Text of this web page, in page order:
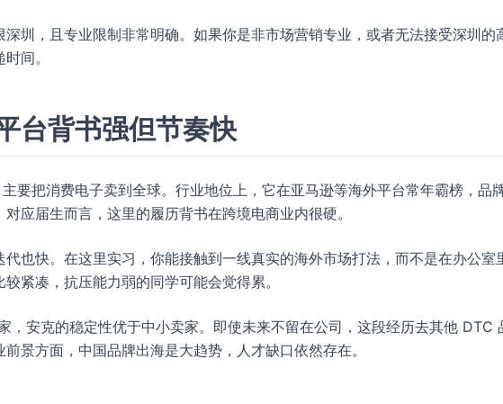
圳，且专业限制非常明确。如果你是非市场营销专业，或者无法接受深圳的
间。
台背书强但节奏快
要把消费电子卖到全球。行业地位上，它在亚马逊等海外平台常年霸榜，品
应届生而言，这里的履历背书在跨境电商业内很硬。
也快。在这里实习，你能接触到一线真实的海外市场打法，而不是在办公室
紧凑，抗压能力弱的同学可能会觉得累。
，安克的稳定性优于中小卖家。即使未来不留在公司，这段经历去其他 DTC
景方面，中国品牌出海是大趋势，人才缺口依然存在。